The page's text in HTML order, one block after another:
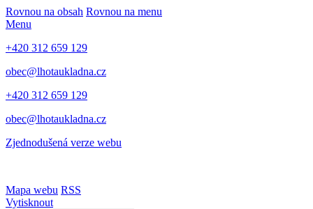
Rovnou na obsah Rovnou na menu
Menu
+420 312 659 129
obec@lhotaukladna.cz
+420 312 659 129
obec@lhotaukladna.cz
Zjednodušená verze webu
Mapa webu RSS
Vytisknout